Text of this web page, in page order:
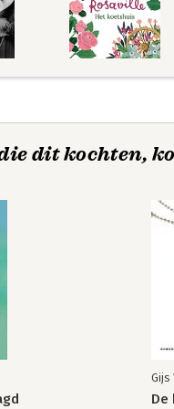
dit kochten,
Gijs
De